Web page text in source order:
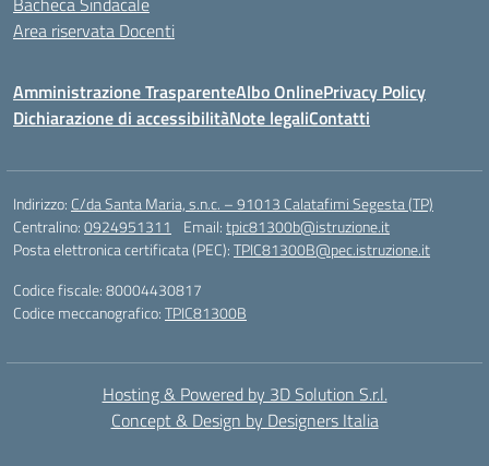
Area riservata Docenti
Amministrazione TrasparenteAlbo OnlinePrivacy Policy
Dichiarazione di accessibilitàNote legaliContatti
Indirizzo: C/da Santa Maria, s.n.c. – 91013 Calatafimi Segesta (TP)
Centralino:0924951311 Email:tpic81300b@istruzione.it
Posta elettronica certificata (PEC):TPIC81300B@pec.istruzione.it
Codice fiscale: 80004430817
Codice meccanografico:TPIC81300B
Hosting & Powered by 3D Solution S.r.l.
Concept & Design by Designers Italia